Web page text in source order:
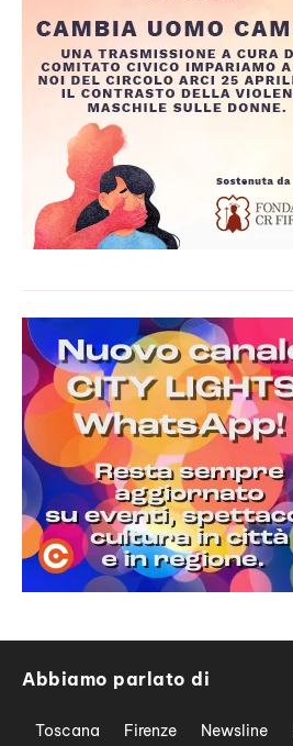
Abbiamo parlato di
Toscana Firenze Newsline